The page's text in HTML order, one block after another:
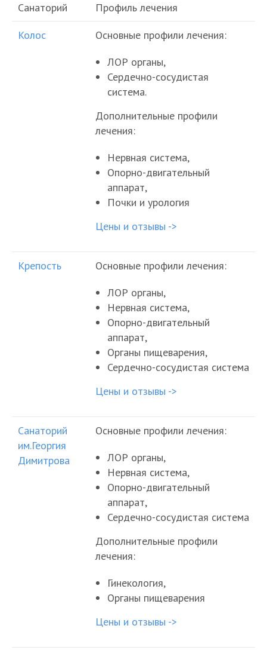
Санаторий
Профиль лечения
Колос
Основные профили лечения:
ЛОР органы,
Сердечно-сосудистая
система.
Дополнительные профили
лечения:
Нервная система,
Опорно-двигательный
аппарат,
Почки и урология
Цены и отзывы ->
Крепость
Основные профили лечения:
ЛОР органы,
Нервная система,
Опорно-двигательный
аппарат,
Органы пищеварения,
Сердечно-сосудистая система
Цены и отзывы ->
Санаторий
им.Георгия
Димитрова
Основные профили лечения:
ЛОР органы,
Нервная система,
Опорно-двигательный
аппарат,
Сердечно-сосудистая система
Дополнительные профили
лечения:
Гинекология,
Органы пищеварения
Цены и отзывы ->